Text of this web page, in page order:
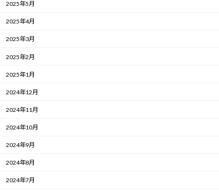
2025年5月
2025年4月
2025年3月
2025年2月
2025年1月
2024年12月
2024年11月
2024年10月
2024年9月
2024年8月
2024年7月